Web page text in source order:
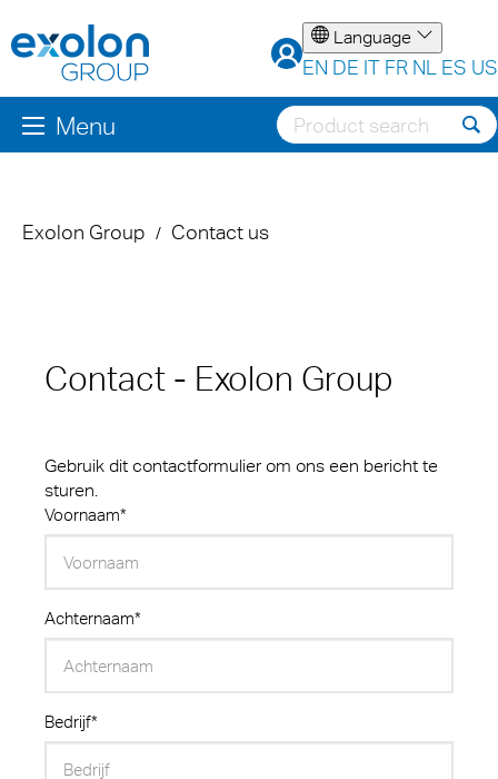
Language
EN DE IT FR NL ES US
Menu
Exolon Group Contact us
Contact - Exolon Group
Gebruik dit contactformulier om ons een bericht te
sturen.
Voornaam*
Achternaam*
Bedrijf*